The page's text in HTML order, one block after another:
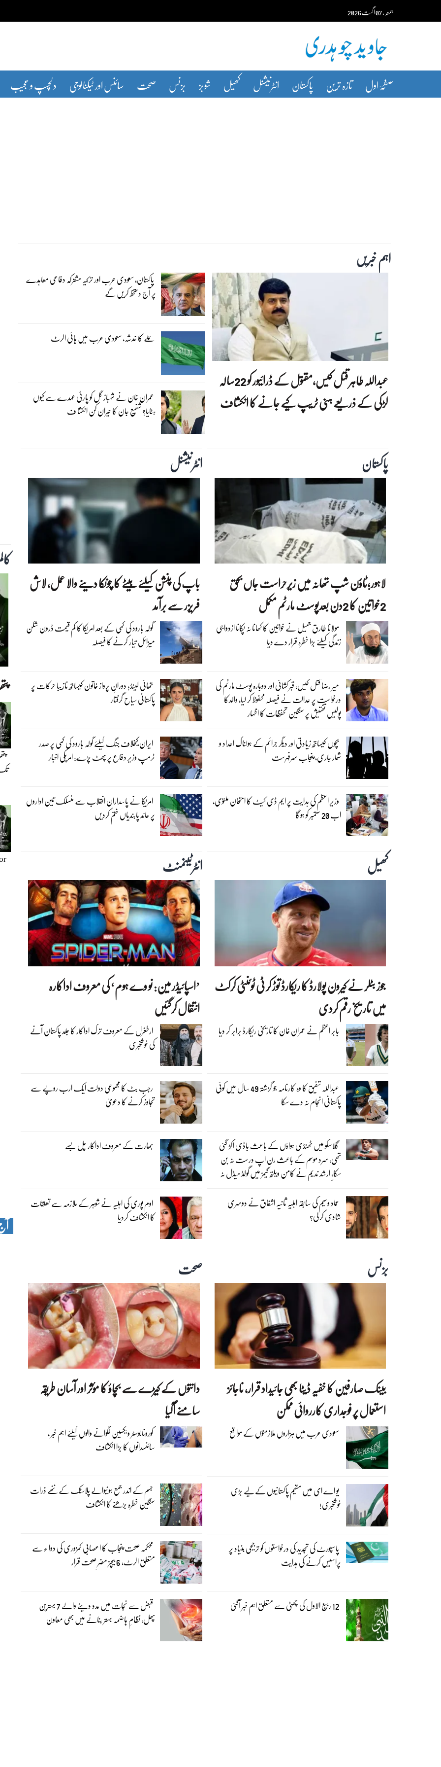
content جمعہ‬‮،07اگست‬‮2026
صفحۂ اول تازہ ترین پاکستان انٹرنیشنل کھیل شوبز بزنس صحت سائنس اور ٹیکنالوجی دلچسپ و عجیب
اہم خبریں
عبداللہ طاہر قتل کیس،مقتول کے ڈرائیور کو 22سالہ
لڑکی کے ذریعے ہنی ٹریپ کیے جانے کا انکشاف
پاکستان، سعودی عرب اور ترکیہ مشترکہ دفاعی معاہدے
پر آج دستخط کریں گے
حملے کا خدشہ، سعودی عرب میں ہائی الرٹ
عمران خان نے شہباز گل کو پارٹی عہدے سے کیوں
ہٹایا؟ شفیع جان کا حیران کن انکشا ف
پاکستان
لاہور؛ٹاؤن شپ تھانہ میں زیرحراست جاں بحق
2خواتین کا 2دن بعدپوسٹ مارٹم مکمل
مولانا طارق جمیل نے خواتین کا کھانا نہ پکانا ازدواجی
زندگی کیلئے بڑا خطرہ قرار دے دیا
میر رضا قتل کیس، قبر کشائی اور دوبارہ پوسٹ مارٹم کی
درخواست پر عدالت نے فیصلہ محفوظ کر لیا، والدکا
پولیس تفتیش پر سنگین تحفظات کا اظہار
بچوں کیساتھ زیادتی اور دیگر جرائم کے ہولناک اعداد و
شمار جاری، پنجاب سرفہرست
وزیرِ اعظم کی ہدایت پر ایم ڈی کیٹ کا امتحان ملتوی،
اب 20 ستمبر کو ہوگا
انٹرنیشنل
باپ کی پنشن کیلئے بیٹے کا چونکا دینے والا عمل، لاش
فریزر سے برآمد
گولہ بارود کی کمی کے بعد امریکا کا کم قیمت ڈرون شکن
میزائل تیار کرنے کا فیصلہ
تھائی لینڈ؛ دورانِ پرواز خاتون کیساتھ نازیبا حرکات پر
پاکستانی سیاح گرفتار
ایران کیخلاف جنگ کیلئے گولہ بارود کی کمی پر صدر
ٹرمپ وزیر دفاع پر پھٹ پڑے: امریکی اخبار
امریکا نے پاسداران انقلاب سے منسلک تین اداروں
پر عائد پابندیاں ختم کردیں
کھیل
جوز بٹلر نے کیرون پولارڈ کا ریکارڈ توڑ کر ٹی ٹوئنٹی کرکٹ
میں تاریخ رقم کردی
بابر اعظم نے عمران خان کا تاریخی ریکارڈ برابر کر دیا
عبداللہ شفیق کا وہ کارنامہ جو گزشتہ 49 سال میں کوئی
پاکستانی انجام نہ دے سکا
گلاسکو میں ٹھنڈی ہواؤں کے باعث باڈی اکڑ گئی
تھی، سرد موسم کے باعث رن اپ درست نہ بن
سکا، ارشد ندیم نے کامن ویلتھ گیمز میں گولڈ میڈل نہ
جیتنے کی حیرت انگیز وجہ بتا دی
عماد وسیم کی سابقہ اہلیہ ثانیہ اشفاق نے دوسری
شادی کر لی؟
انٹرٹینمنٹ‎
’اسپائیڈر مین: نو وے ہوم‘ کی معروف اداکارہ
انتقال کرگئیں
ارطغرل کے معروف ترک اداکار کا جلد پاکستان آنے
کی خوشخبری
رجب بٹ کا مجموعی دولت ایک ارب روپے سے
تجاوز کرنے کا دعویٰ
بھارت کے معروف اداکار چل بسے
اوم پوری کی اہلیہ نے شوہر کے ملازمہ سے تعلقات
کا انکشاف کردیا
بزنس‎
بینک صارفین کا خفیہ ڈیٹا بھی جائیداد قرار، ناجائز
استعمال پر فوجداری کارروائی ممکن
سعودی عرب میں ہزاروں ملازمتوں کے مواقع
یو اے ای میں مقیم پاکستانیوں کے لیے بڑی
خوشخبری!
پاسپورٹ کی تجدید کی درخواستوں کو ترجیحی بنیاد پر
پراسیس کرنے کی ہدایت
12 ربیع الاول کی چھٹی سے متعلق اہم خبر آگئی
صحت
دانتوں کے کیڑے سے بچاؤ کا مؤثر اور آسان طریقہ
سامنے آگیا
کورونا بوسٹر ویکسین لگوانے والوں کیلئے اہم خبر ،
سائنسدانوں کا بڑا انکشاف
جسم کے اندر جمع ہونیوالے پلاسٹک کے ننھے ذرات
سنگین خطرہ بڑھنے کا انکشاف
محکمہ صحت پنجاب کا اعصابی کمزوری کی دوا ء سے
متعلق الرٹ، 6 بیچز مضرِ صحت قرار
قبض سے نجات میں مدد دینے والے 7 بہترین
پھل، نظامِ ہاضمہ بہتر بنانے میں بھی معاون